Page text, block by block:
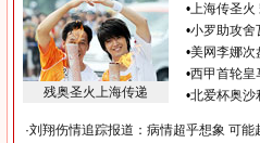
残奥圣火上海传递
•上海传圣火
•小罗助攻舍
•美网李娜次
•西甲首轮皇
•北爱杯奥沙
·刘翔伤情追踪报道：病情超乎想象 可能